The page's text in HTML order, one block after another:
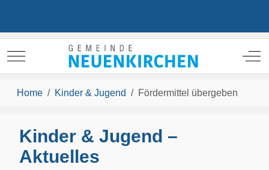
Mobile Menu Toggle Off-
Home Kinder & Jugend Fördermittel übergeben
Kinder & Jugend –
Aktuelles